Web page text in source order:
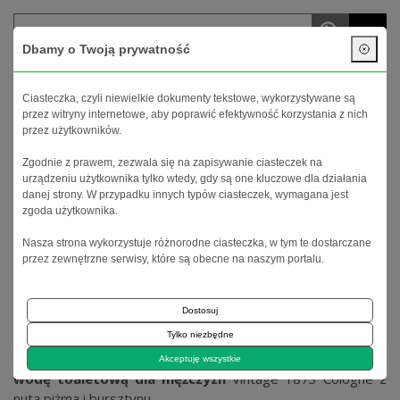
menu
Strona główna Strefa męska Ciało Zapachy męskie
Morgan'sprodukuje nie tylkokosmetyki do włosówi ciała
ale takżeekskluzywne zapachy. W ofercie znajdziesz
wodę
perfumowaną dla mężczyzn
Amber Spice
zawierającą unikalną mieszankę orientalnych przypraw oraz
wodę toaletową dla mężczyznVintage 1873 Cologne z
Dbamy o Twoją prywatność
Ciasteczka, czyli niewielkie dokumenty tekstowe, wykorzystywane są
przez witryny internetowe, aby poprawić efektywność korzystania z nich
przez użytkowników.
Zgodnie z prawem, zezwala się na zapisywanie ciasteczek na
urządzeniu użytkownika tylko wtedy, gdy są one kluczowe dla działania
danej strony. W przypadku innych typów ciasteczek, wymagana jest
zgoda użytkownika.
Nasza strona wykorzystuje różnorodne ciasteczka, w tym te dostarczane
przez zewnętrzne serwisy, które są obecne na naszym portalu.
Dostosuj
Tylko niezbędne
Akceptuję wszystkie